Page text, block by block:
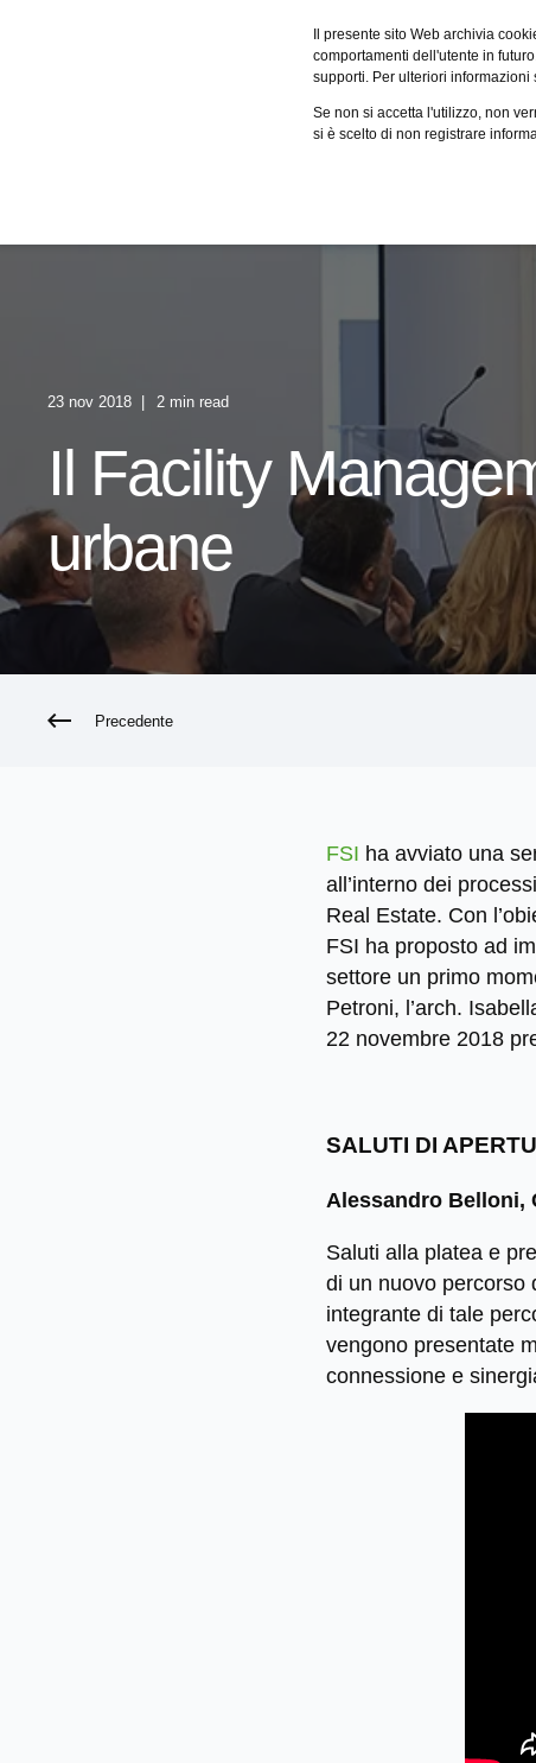
Il presente sito Web archivia
comportamenti dell'utente in
supporti. Per ulteriori
Se non si accetta l'utilizzo, non
si è scelto di non registrare
Fervo
23 nov 2018 2 min read
Il Facility
urbane
Precedente
FSI ha avviato una
all’interno dei
Real Estate. Con
FSI ha proposto ad
settore un primo
Petroni, l’arch.
22 novembre 2018
SALUTI DI
Alessandro Belloni,
Saluti alla platea e
di un nuovo percorso
integrante di tale
vengono presentate
connessione e